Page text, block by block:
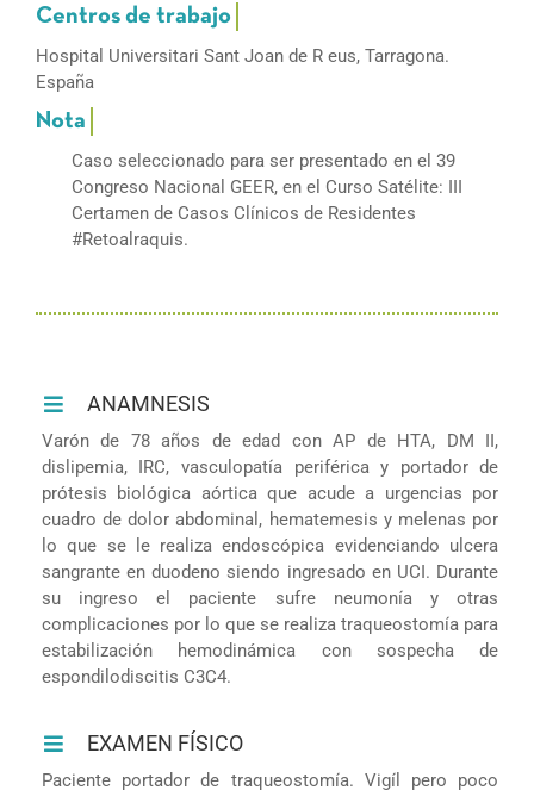
Hospital Universitari Sant Joan de R eus, Tarragona.
España
Caso seleccionado para ser presentado en el 39
Congreso Nacional GEER, en el Curso Satélite: III
Certamen de Casos Clínicos de Residentes
#Retoalraquis.
ANAMNESIS
Varón de 78 años de edad con AP de HTA, DM II,
dislipemia, IRC, vasculopatía periférica y portador de
prótesis biológica aórtica que acude a urgencias por
cuadro de dolor abdominal, hematemesis y melenas por
lo que se le realiza endoscópica evidenciando ulcera
sangrante en duodeno siendo ingresado en UCI. Durante
su ingreso el paciente sufre neumonía y otras
complicaciones por lo que se realiza traqueostomía para
estabilización hemodinámica con sospecha de
espondilodiscitis C3C4.
EXAMEN FÍSICO
Paciente portador de traqueostomía. Vigíl pero poco